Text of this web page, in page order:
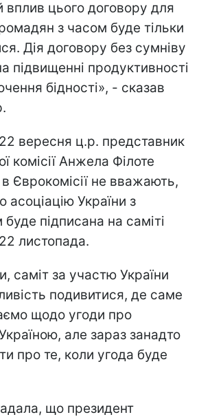
вплив цього договору для
з часом буде тільки
Дія договору без сумніву
підвищенні продуктивності
бідності», - сказав
вересня ц.р. представник
комісії Анжела Філоте
Єврокомісії не вважають,
асоціацію України з
підписана на саміті
листопада.
саміт за участю України
подивитися, де саме
щодо угоди про
але зараз занадто
про те, коли угода буде
що президент